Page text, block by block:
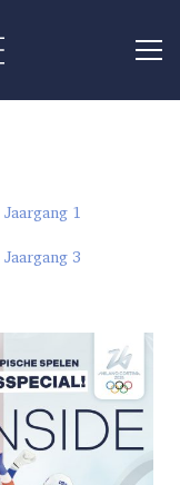
Jaargang 1
Jaargang 3